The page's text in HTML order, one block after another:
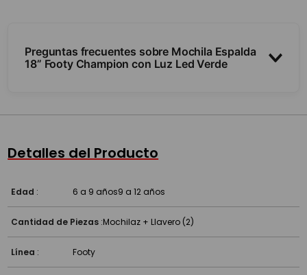
Preguntas frecuentes sobre Mochila Espalda
18” Footy Champion con Luz Led Verde
¿Es resistente?
Detalles del Producto
Edad : 6 a 9 años9 a 12 años
Cantidad de Piezas :Mochilaz + Llavero (2)
Línea : Footy